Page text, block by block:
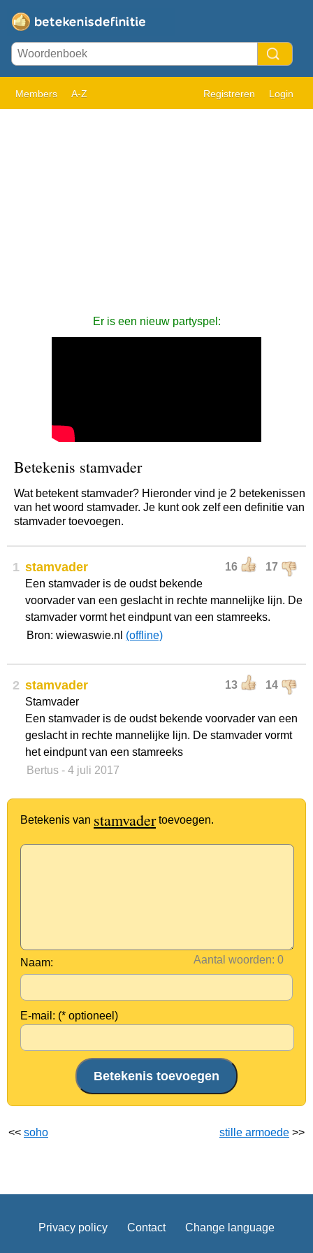
Members A-Z Registreren Login
Er is een nieuw partyspel:
Betekenis stamvader
Wat betekent stamvader? Hieronder vind je 2 betekenissen
van het woord stamvader. Je kunt ook zelf een definitie van
stamvader toevoegen.
1 16 17
stamvader
Een stamvader is de oudst bekende
voorvader van een geslacht in rechte mannelijke lijn. De
stamvader vormt het eindpunt van een stamreeks.
Bron: wiewaswie.nl (offline)
2 13 14
stamvader
Stamvader
Een stamvader is de oudst bekende voorvader van een
geslacht in rechte mannelijke lijn. De stamvader vormt
het eindpunt van een stamreeks
Bertus - 4 juli 2017
Betekenis van stamvadertoevoegen.
Aantal woorden:
Naam:
E-mail: (* optioneel)
<< soho stille armoede >>
Privacy policy Contact Change language